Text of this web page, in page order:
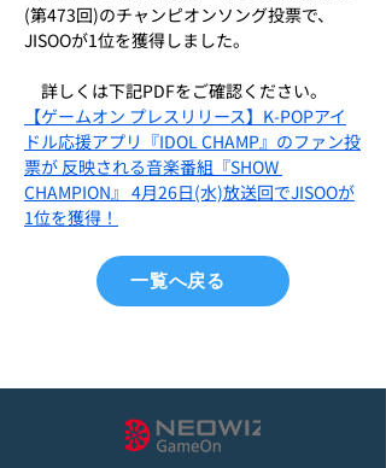
(第473回)のチャンピオンソング投票で、
JISOOが1位を獲得しました。
詳しくは下記PDFをご確認ください。
【ゲームオン プレスリリース】K-POPアイ
ドル応援アプリ『IDOL CHAMP』のファン投
票が 反映される音楽番組『SHOW
CHAMPION』 4月26日(水)放送回でJISOOが
1位を獲得！
一覧へ戻る